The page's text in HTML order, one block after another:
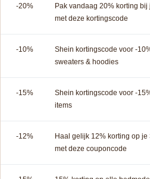
-20%
Pak vandaag 20% korting
met deze kortingscode
-10%
Shein kortingscode voor -
sweaters & hoodies
-15%
Shein kortingscode voor -
items
-12%
Haal gelijk 12% korting op
met deze couponcode